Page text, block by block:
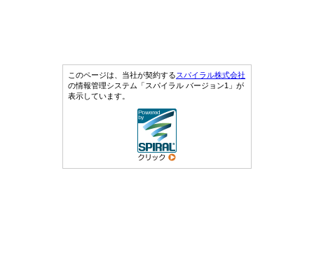
このページは、当社が契約するスパイラル株式会社
の情報管理システム「スパイラル バージョン1」が
表示しています。